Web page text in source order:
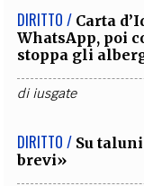
DIRITTO / Carta
WhatsApp, poi
stoppa gli
diiusgate
DIRITTO / Su
brevi»